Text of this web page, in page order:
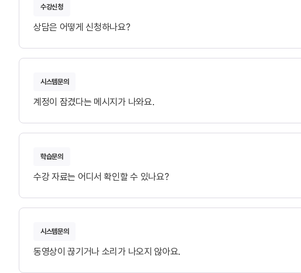
수강신청
상담은 어떻게 신청하나요?
시스템문의
계정이 잠겼다는 메시지가 나와요.
학습문의
수강 자료는 어디서 확인할 수 있나요?
시스템문의
동영상이 끊기거나 소리가 나오지 않아요.